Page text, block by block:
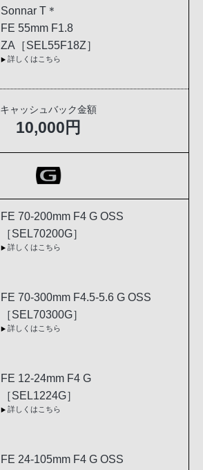
Sonnar T＊
FE 55mm F1.8
ZA［SEL55F18Z］
詳しくはこちら
キャッシュバック金額
10,000円
FE 70-200mm F4 G OSS
［SEL70200G］
詳しくはこちら
FE 70-300mm F4.5-5.6 G OSS
［SEL70300G］
詳しくはこちら
FE 12-24mm F4 G
［SEL1224G］
詳しくはこちら
FE 24-105mm F4 G OSS